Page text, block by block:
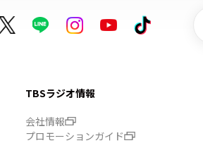
TBSラジオ情報
会社情報
プロモーションガイド